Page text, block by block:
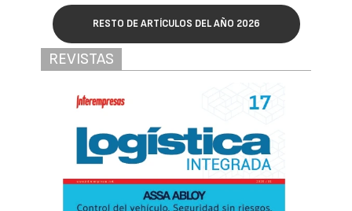
RESTO DE ARTÍCULOS DEL AÑO 2026
REVISTAS